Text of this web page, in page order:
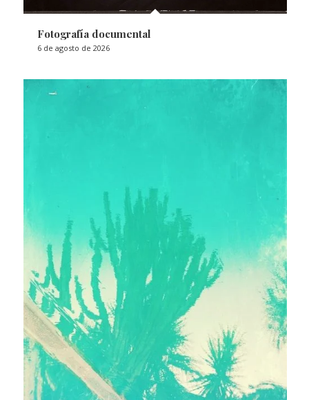
Fotografía documental
6 de agosto de 2026